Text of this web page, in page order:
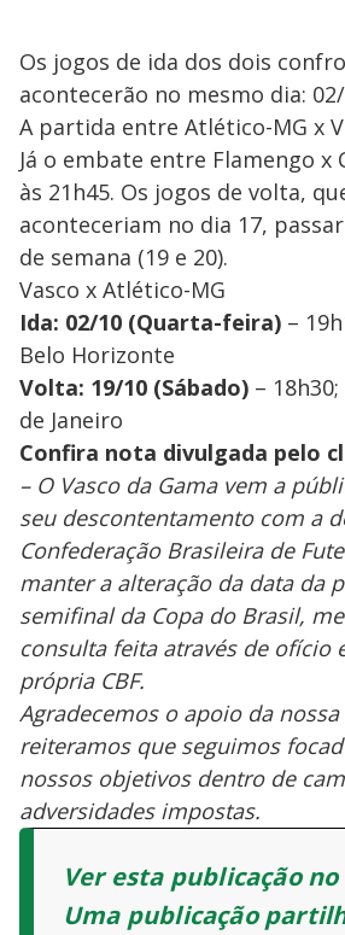
Os jogos de ida dos dois
acontecerão no mesmo dia:
A partida entre Atlético-MG x
Já o embate entre Flamengo x
às 21h45. Os jogos de volta,
aconteceriam no dia 17,
de semana (19 e 20).
Vasco x Atlético-MG
Ida: 02/10 (Quarta-feira) –
Belo Horizonte
Volta: 19/10 (Sábado) –
de Janeiro
Confira nota divulgada pelo
– O Vasco da Gama vem a
seu descontentamento com a
Confederação Brasileira de
manter a alteração da data da
semifinal da Copa do Brasil,
consulta feita através de ofício
própria CBF.
Agradecemos o apoio da
reiteramos que seguimos
nossos objetivos dentro de
adversidades impostas.
Ver esta publicação
Uma publicação